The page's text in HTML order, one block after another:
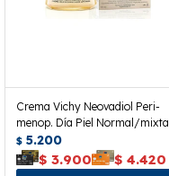
Crema Vichy Neovadiol Peri-
menop. Día Piel Normal/mixta
50ml
$ 5.200
$ 3.900 $ 4.420